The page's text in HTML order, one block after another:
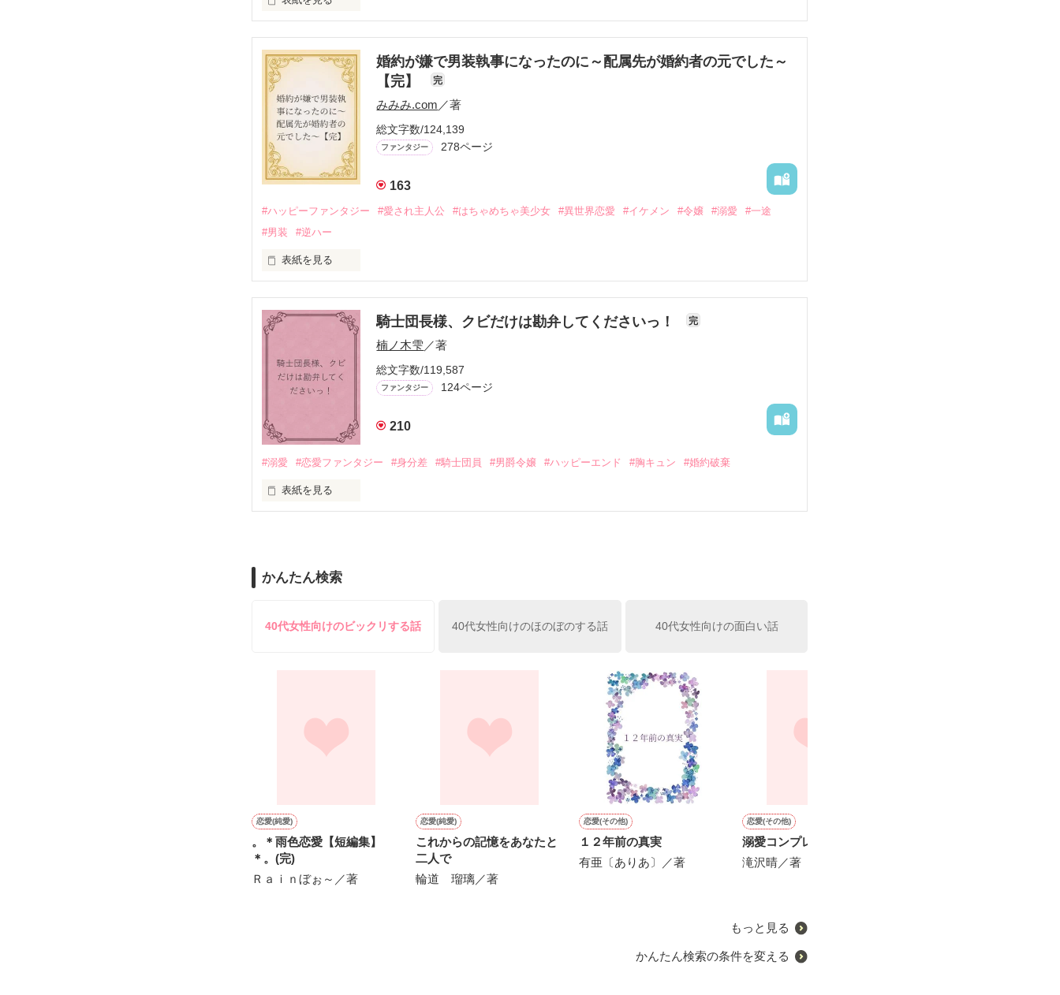
うと屋敷を飛び出した。
娼館（たぶん）の店主は札束でビンタしてくる謎の男。
金と引き換えに雇われたと思いきや……契約結婚だった！？
裏社会を牛耳るロベールは仮面をつけており、謎が多いが幸せな結婚生活を満喫中。
そこでロベールを慕うアリスに一方的に敵視され、嫌がらせを受けるもオリヴィアには効果なし。
勘違いから始まる初夜騒動に危険ばかりの血まみれ新婚生活。
次第にロベールはオリヴィアを気にかけるように……？
「この金が欲しければ、俺の言うことに従え」
「──はい、喜んで！」
出会いは最悪、結婚生活は最高……？
愛を知らない公爵と天然怪力令嬢の溺愛バイオレンスラブコメディです。
＊この世界のお金はお札にさせてください。
＊なろう、カクヨム、アルファポリス掲載中
婚約が嫌で男装執事になったのに～配属先が婚約者の元でした～
【完】
完
みみみ.com ／著
総文字数/124,139
ファンタジー 278ページ
163
#ハッピーファンタジー #愛され主人公 #はちゃめちゃ美少女 #異世界恋愛 #イケメン #令嬢 #溺愛
#一途
#男装
#逆ハー
表紙を見る
「いやっほぉぉおお〜い！！！！」
バンジーした侯爵令嬢の先にいたのは
甘いマスクの公爵様の頭上でした
「ど、どいてぇぇぇえ！！！！！」
そんな最悪の出会いを果たした二人
お人形のように可愛いらしい見た目とは裏腹に
残念なほどに自由でお気楽なお転婆令嬢
あまりにも整った顔は女性たちを引き寄せる
社交界で圧倒的人気を誇っていた
表では甘いマスクを被る彼の裏は……
空から降ってきたリリィに恋したギルは
国王命令での婚約を申し込む
とある事情で絶対婚約したくないリリィは
そうだ！男装執事として生きていこう！
【修行してきます。私は元気です。】
騎士団長様、クビだけは勘弁してくださいっ！ 完
楠ノ木雫 ／著
総文字数/119,587
ファンタジー 124ページ
210
#溺愛 #恋愛ファンタジー #身分差 #騎士団員 #男爵令嬢 #ハッピーエンド #胸キュン #婚約破棄
表紙を見る
「そうだな……黙ってはおいてやろう。だが、何でもするという言葉は言わないほうがいい」
甘い言葉をささやく近衛騎士団長に翻弄されるテレシアの恋物語が始まる——
悪魔の近衛騎士団長
リアム・ロドリエス
×
かんたん検索
40代女性向けのビックリする話 40代女性向けのほのぼのする話 40代女性向けの面白い話
恋愛(純愛)
。＊雨色恋愛【短編集】
＊。(完)
Ｒａｉｎぼぉ～／著
恋愛(純愛)
これからの記憶をあなたと
二人で
輪道 瑠璃／著
恋愛(その他)
１２年前の真実
有亜〔ありあ〕／著
恋愛(その他)
溺愛コンプレックス
滝沢晴／著
もっと見る
かんたん検索の条件を変える